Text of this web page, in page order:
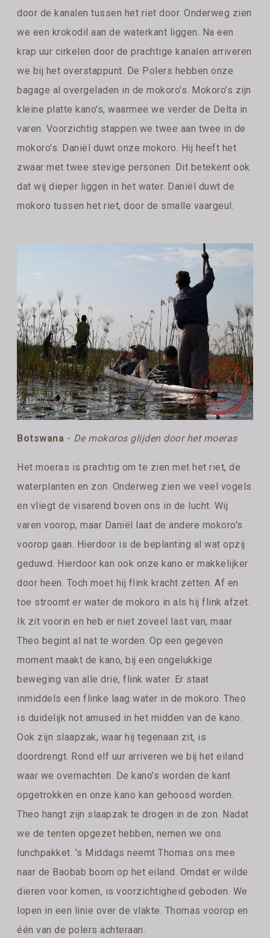
door de kanalen tussen het riet door. Onderweg zien
we een krokodil aan de waterkant liggen. Na een
krap uur cirkelen door de prachtige kanalen arriveren
we bij het overstappunt. De Polers hebben onze
bagage al overgeladen in de mokoro's. Mokoro's zijn
kleine platte kano's, waarmee we verder de Delta in
varen. Voorzichtig stappen we twee aan twee in de
mokoro's. Daniël duwt onze mokoro. Hij heeft het
zwaar met twee stevige personen. Dit betekent ook
dat wij dieper liggen in het water. Daniël duwt de
mokoro tussen het riet, door de smalle vaargeul.
Botswana - De mokoros glijden door het moeras
Het moeras is prachtig om te zien met het riet, de
waterplanten en zon. Onderweg zien we veel vogels
en vliegt de visarend boven ons in de lucht. Wij
varen voorop, maar Daniël laat de andere mokoro's
voorop gaan. Hierdoor is de beplanting al wat opzij
geduwd. Hierdoor kan ook onze kano er makkelijker
door heen. Toch moet hij flink kracht zetten. Af en
toe stroomt er water de mokoro in als hij flink afzet.
Ik zit voorin en heb er niet zoveel last van, maar
Theo begint al nat te worden. Op een gegeven
moment maakt de kano, bij een ongelukkige
beweging van alle drie, flink water. Er staat
inmiddels een flinke laag water in de mokoro. Theo
is duidelijk not amused in het midden van de kano.
Ook zijn slaapzak, waar hij tegenaan zit, is
doordrengt. Rond elf uur arriveren we bij het eiland
waar we overnachten. De kano's worden de kant
opgetrokken en onze kano kan gehoosd worden.
Theo hangt zijn slaapzak te drogen in de zon. Nadat
we de tenten opgezet hebben, nemen we ons
lunchpakket. 's Middags neemt Thomas ons mee
naar de Baobab boom op het eiland. Omdat er wilde
dieren voor komen, is voorzichtigheid geboden. We
lopen in een linie over de vlakte. Thomas voorop en
één van de polers achteraan.